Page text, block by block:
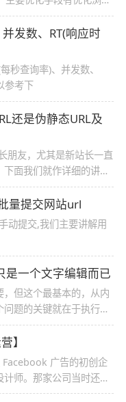
发数、RT(响应时
秒查询率)、并发数、
参考下
还是伪静态URL及
朋友，尤其是新站长一直
面我们就作详细的讲解
量提交网站url
动提交,我们主要讲解用
是一个文字编辑而已
但这个最基本的，从内
题的关键就在于执行这
格的网站编辑应该做些
机会。
】
广告的初创企
师。那家公司当时还很
公司拿到了融资发展很